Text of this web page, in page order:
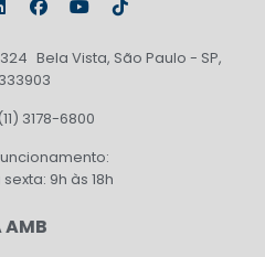
Bela Vista, São Paulo - SP,
3178-6800
9h às 18h
AMB